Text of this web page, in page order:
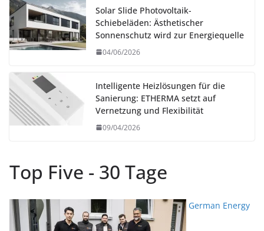
Solar Slide Photovoltaik-
Schiebeläden: Ästhetischer
Sonnenschutz wird zur Energiequelle
04/06/2026
Intelligente Heizlösungen für die
Sanierung: ETHERMA setzt auf
Vernetzung und Flexibilität
09/04/2026
Top Five - 30 Tage
German Energy